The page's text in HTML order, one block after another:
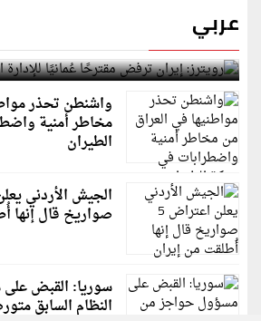
عربي
رويترز: إيران ترفض مقترحًا عُمانيًا
لمضيق هرمز
واشنطن تحذر
مخاطر أمنية
الطيران
صواريخ قال إنها
سوريا: القبض
النظام السابق